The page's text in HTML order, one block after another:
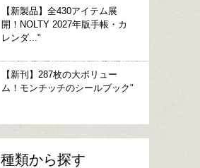
【新製品】全430アイテム展
開！NOLTY 2027年版手帳・カ
レンダ..."
【新刊】287枚の大ボリュー
ム！モンチッチのシールブック"
種類から探す